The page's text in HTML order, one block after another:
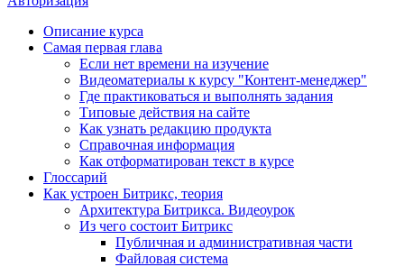
Описание курса
Самая первая глава
Если нет времени на изучение
Видеоматериалы к курсу "Контент-менеджер"
Где практиковаться и выполнять задания
Типовые действия на сайте
Как узнать редакцию продукта
Справочная информация
Как отформатирован текст в курсе
Глоссарий
Как устроен Битрикс, теория
Архитектура Битрикса. Видеоурок
Из чего состоит Битрикс
Публичная и административная части
Файловая система